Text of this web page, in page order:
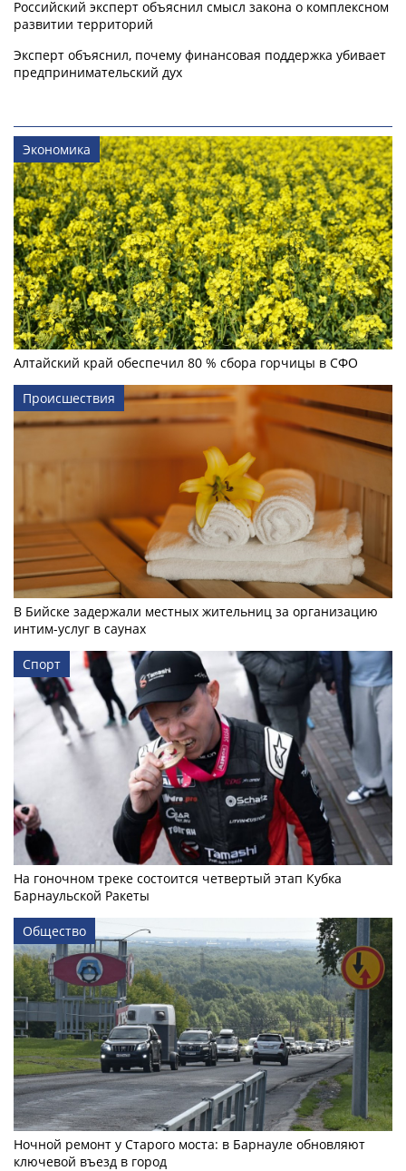
Российский эксперт объяснил смысл закона о комплексном
развитии территорий
Эксперт объяснил, почему финансовая поддержка убивает
предпринимательский дух
Экономика
Алтайский край обеспечил 80 % сбора горчицы в СФО
Происшествия
В Бийске задержали местных жительниц за организацию
интим-услуг в саунах
Спорт
На гоночном треке состоится четвертый этап Кубка
Барнаульской Ракеты
Общество
Ночной ремонт у Старого моста: в Барнауле обновляют
ключевой въезд в город